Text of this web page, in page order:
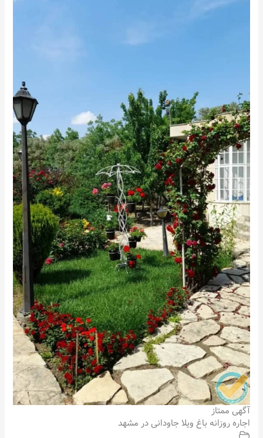
آگهی ممتاز
اجاره روزانه باغ ویلا جاودانی در مشهد